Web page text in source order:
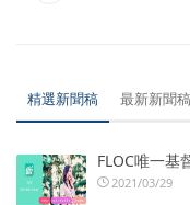
精選新聞稿 最新新聞稿
FLOC唯一基
2021/03/29